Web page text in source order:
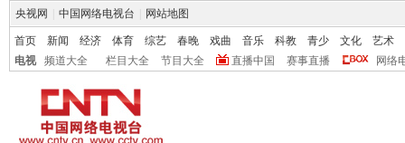
央视网 中国网络电视台 网站地图
首页 新闻 经济 体育 综艺 春晚 戏曲 音乐 科教 青少 文化
艺术
电视
频道大全 栏目大全 节目大全 直播中国 赛事直播 网络